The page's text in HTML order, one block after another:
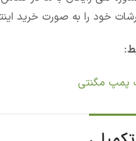
خود را به صورت خرید
پمپ مگنتی